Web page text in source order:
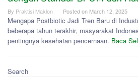
By Praktisi Maklon Posted on March 12, 2025
Mengapa Postbiotic Jadi Tren Baru di
beberapa tahun terakhir, masyarakat
pentingnya kesehatan pencernaan. Baca
Search